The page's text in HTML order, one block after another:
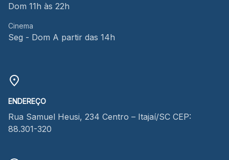
Dom 11h às 22h
Cinema
Seg - Dom A partir das 14h
ENDEREÇO
Rua Samuel Heusi, 234 Centro – Itajaí/SC CEP:
88.301-320